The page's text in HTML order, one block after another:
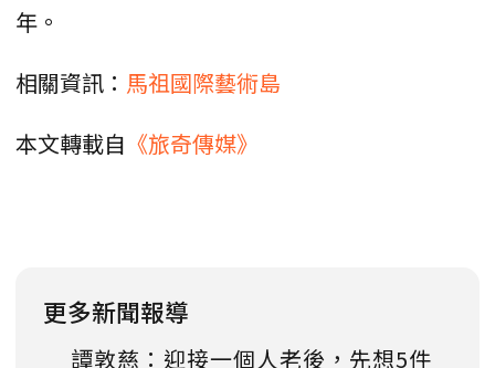
年。
相關資訊： 馬祖國際藝術島
本文轉載自 《旅奇傳媒》
更多新聞報導
譚敦慈：迎接一個人老後，先想5件